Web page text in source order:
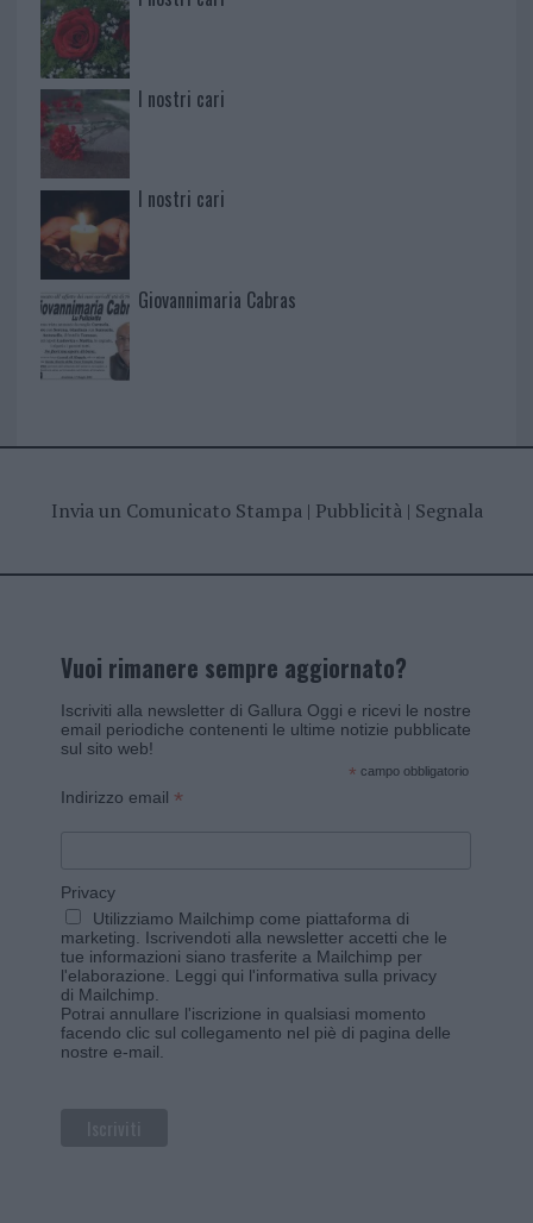
I nostri cari
I nostri cari
Giovannimaria Cabras
Invia un Comunicato Stampa| Pubblicità| Segnala
Vuoi rimanere sempre aggiornato?
Iscriviti alla newsletter di Gallura Oggi e ricevi le nostre
email periodiche contenenti le ultime notizie pubblicate
sul sito web!
* campo obbligatorio
Indirizzo email *
Privacy
Utilizziamo Mailchimp come piattaforma di
marketing. Iscrivendoti alla newsletter accetti che le
tue informazioni siano trasferite a Mailchimp per
l'elaborazione. Leggi qui l'informativa sulla privacy
di Mailchimp
Potrai annullare l'iscrizione in qualsiasi momento
facendo clic sul collegamento nel piè di pagina delle
nostre e-mail.